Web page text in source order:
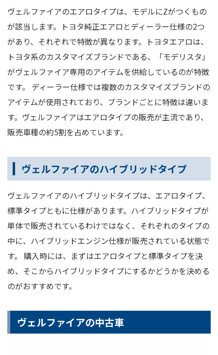
ヴェルファイアのエアロタイプは、モデルにZがつくもの
が該当します。トヨタ純正エアロとディーラー仕様の2つ
があり、それぞれで特徴が異なります。トヨタエアロは、
トヨタ系のカスタマイズブランドである、「モデリスタ」
がヴェルファイア専用のアイテムを供給しているのが特徴
です。 ディーラー仕様では複数のカスタマイズブランドの
アイテムが使用されており、ブランドごとに特徴は違いま
す。ヴェルファイアはエアロタイプの販売が主流であり、
販売車種の約5割を占めています。
ヴェルファイアのハイブリッドタイプ
ヴェルファイアのハイブリッドタイプは、エアロタイプ、
標準タイプともに仕様があります。ハイブリッドタイプが
単体で販売されているわけではなく、それぞれのタイプの
中に、ハイブリッドエンジン仕様が販売されている状態で
す。 購入時には、まずはエアロタイプと標準タイプを決
め、そこからハイブリッドタイプにするかどうかを決める
のがおすすめです。
ヴェルファイアの中古車